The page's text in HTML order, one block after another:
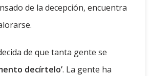
de la decepción, encuentra
de que tanta gente se
decírtelo’. La gente ha